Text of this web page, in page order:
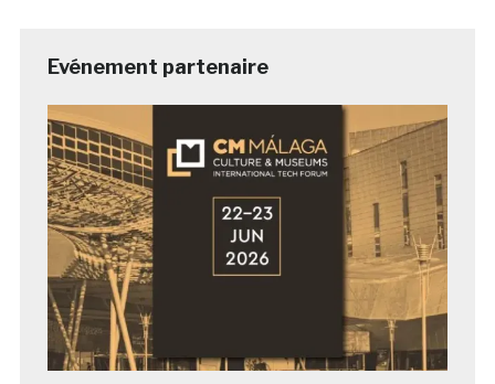
Evénement partenaire